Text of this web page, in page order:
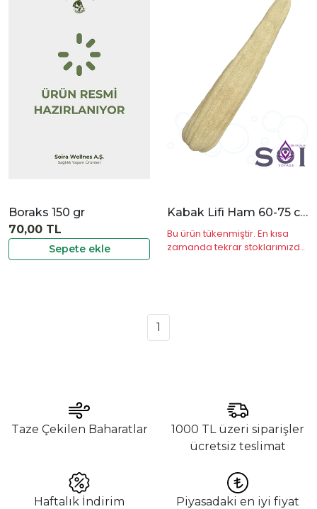
Boraks 150 gr
Sepete ekle
70,00 TL
Kabak Lifi Ham 60-75 cm
Bu ürün tükenmiştir. En kısa
zamanda tekrar stoklarımızda
1
Taze Çekilen Baharatlar
1000 TL üzeri siparişler
ücretsiz teslimat
Haftalık İndirim
Piyasadaki en iyi fiyat